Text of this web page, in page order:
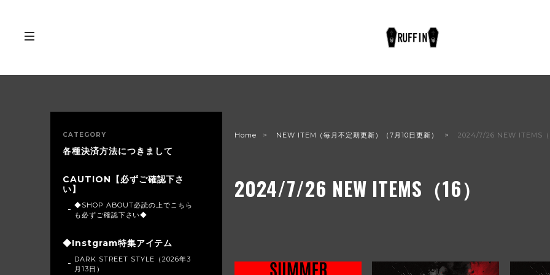
Home NEW ITEM（毎月不定期更新）（7月10日更新） 2024/7/26 NEW ITEMS（
2024/7/26 NEW ITEMS（16）
CATEGORY
各種決済方法につきまして
CAUTION【必ずご確認下さ
い】
◆SHOP ABOUT必読の上でこちら
も必ずご確認下さい◆
◆Instgram特集アイテム
DARK STREET STYLE（2026年3
月13日）